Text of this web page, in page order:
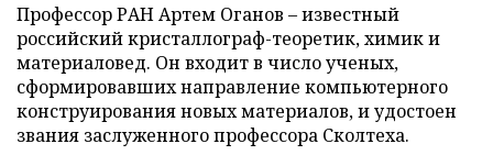
Профессор РАН Артем Оганов – известный
российский кристаллограф-теоретик, химик и
материаловед. Он входит в число ученых,
сформировавших направление компьютерного
конструирования новых материалов, и удостоен
звания заслуженного профессора Сколтеха.